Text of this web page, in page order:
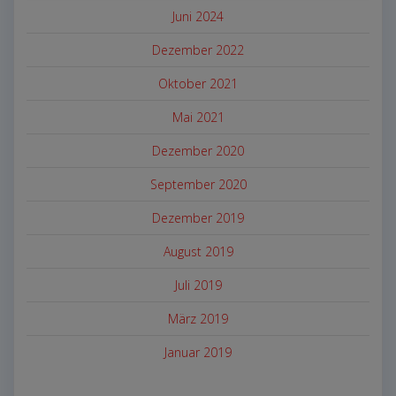
Juni 2024
Dezember 2022
Oktober 2021
Mai 2021
Dezember 2020
September 2020
Dezember 2019
August 2019
Juli 2019
März 2019
Januar 2019